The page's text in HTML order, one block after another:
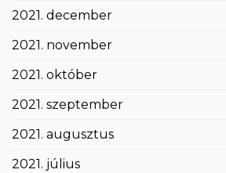
2021. december
2021. november
2021. október
2021. szeptember
2021. augusztus
2021. július